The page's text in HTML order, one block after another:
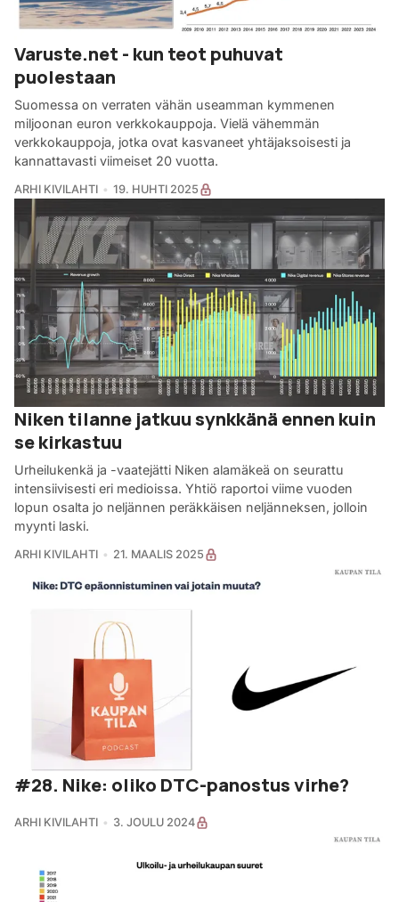
Varuste.net - kun teot puhuvat
puolestaan
Suomessa on verraten vähän useamman kymmenen
miljoonan euron verkkokauppoja. Vielä vähemmän
verkkokauppoja, jotka ovat kasvaneet yhtäjaksoisesti ja
kannattavasti viimeiset 20 vuotta.
ARHI KIVILAHTI 19. HUHTI 2025
Niken tilanne jatkuu synkkänä ennen kuin
se kirkastuu
Urheilukenkä ja -vaatejätti Niken alamäkeä on seurattu
intensiivisesti eri medioissa. Yhtiö raportoi viime vuoden
lopun osalta jo neljännen peräkkäisen neljänneksen, jolloin
myynti laski.
ARHI KIVILAHTI 21. MAALIS 2025
#28. Nike: oliko DTC-panostus virhe?
ARHI KIVILAHTI 3. JOULU 2024